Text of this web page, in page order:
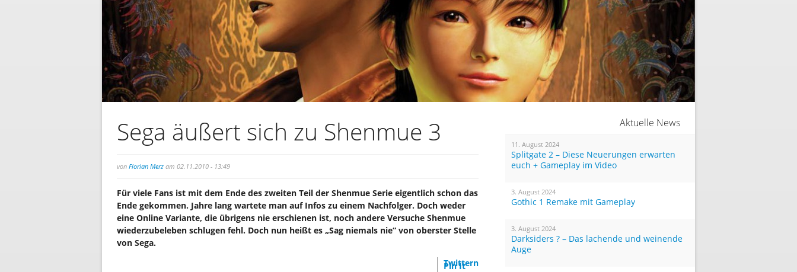
Sega äußert sich zu Shenmue 3
von Florian Merz am 02.11.2010 - 13:49
Für viele Fans ist mit dem Ende des zweiten Teil der Shenmue Serie eigentlich schon das
Ende gekommen. Jahre lang wartete man auf Infos zu einem Nachfolger. Doch weder
eine Online Variante, die übrigens nie erschienen ist, noch andere Versuche Shenmue
wiederzubeleben schlugen fehl. Doch nun heißt es „Sag niemals nie“ von oberster Stelle
von Sega.
Twittern
Pin It
Aktuelle News
11. August 2024
Splitgate 2 – Diese Neuerungen erwarten
euch + Gameplay im Video
3. August 2024
Gothic 1 Remake mit Gameplay
3. August 2024
Darksiders ? – Das lachende und weinende
Auge